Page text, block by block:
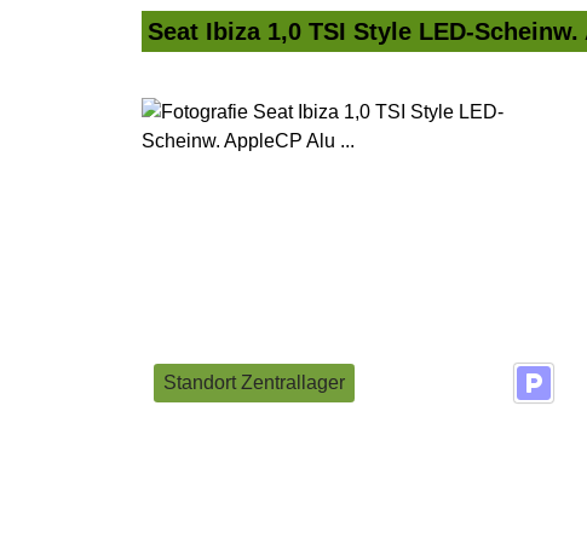
Seat Ibiza 1,0 TSI Style LED-Scheinw.
Standort Zentrallager